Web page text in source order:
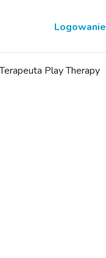
Logowanie
Play Therapy